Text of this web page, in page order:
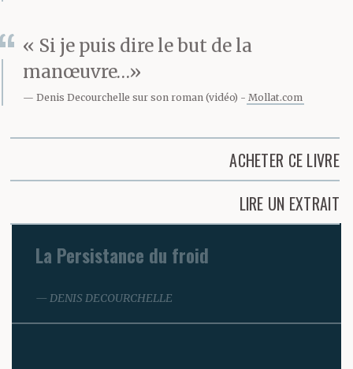
« Si je puis dire le but de la
manœuvre…»
Denis Decourchelle sur son roman (vidéo) Mollat.com
ACHETER CE LIVRE
LIRE UN EXTRAIT
La Persistance du froid
DENIS DECOURCHELLE